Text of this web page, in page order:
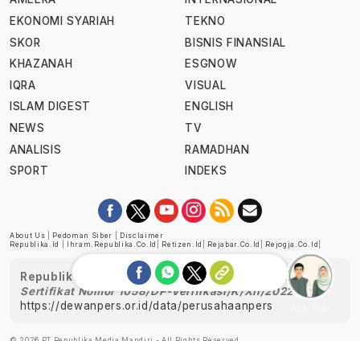
EKONOMI SYARIAH
SKOR
KHAZANAH
IQRA
ISLAM DIGEST
NEWS
ANALISIS
SPORT
TEKNO
BISNIS FINANSIAL
ESGNOW
VISUAL
ENGLISH
TV
RAMADHAN
INDEKS
About Us Pedoman Siber
Disclaimer
Republika.id
Ihram.republika.co.id Retizen.id Rejabar.co.id Rejogja.co.id
Republika telah diverifikasi oleh Dewan Pers
Sertifikat Nomor 1058/DP-Verifikasi/K/XII/2022
https://dewanpers.or.id/data/perusahaanpers